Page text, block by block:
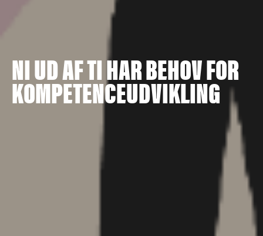
NI UD AF TI HAR BEHOV FOR
KOMPETENCEUDVIKLING